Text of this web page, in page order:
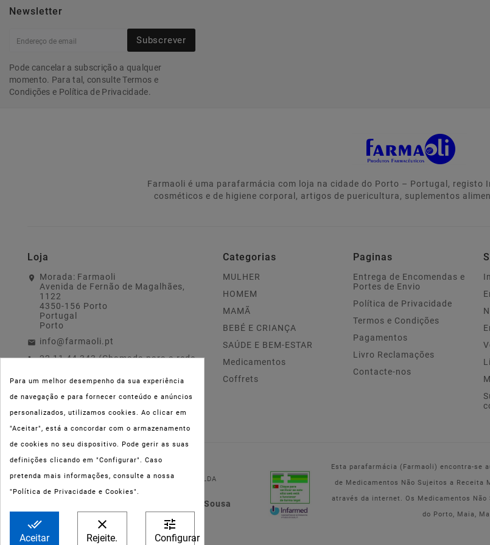
Newsletter
Subscrever
Pode cancelar a subscrição a qualquer
momento. Para tal, consulte Termos e
Condições e Política de Privacidade.
Farmaoli é uma parafarmácia com loja na cidade do Porto – Portugal, registo
cosméticos e de higiene corporal, artigos de puericultura, suplementos
Loja
Morada: Farmaoli
Avenida de Fernão de Magalhães,
1122
4350-156 Porto
Portugal
Porto
info@farmaoli.pt
22 11 44 343 (Chamada para a rede
Categorias
MULHER
HOMEM
MAMÃ
BEBÉ E CRIANÇA
SAÚDE E BEM-ESTAR
Medicamentos
Coffrets
Paginas
Entrega de Encomendas e
Portes de Envio
Política de Privacidade
Termos e Condições
Pagamentos
Livro Reclamações
Contacte-nos
NIPC:515 801 216
FARMAOLI, Soc. Unip. LDA
Dir. Técnica: Lígia de Sousa
Teixeira
Esta parafarmácia (Farmaoli) encontra-se
de Medicamentos Não Sujeitos a Receita
através da internet. Os Medicamentos
do Porto, Maia,
Para um melhor desempenho da sua experiência
de navegação e para fornecer conteúdo e anúncios
personalizados, utilizamos cookies. Ao clicar em
"Aceitar", está a concordar com o armazenamento
de cookies no seu dispositivo. Pode gerir as suas
definições clicando em "Configurar". Caso
pretenda mais informações, consulte a nossa
"Política de Privacidade e Cookies".
done_all
Aceitar
clear
Rejeite.
tune
Configurar